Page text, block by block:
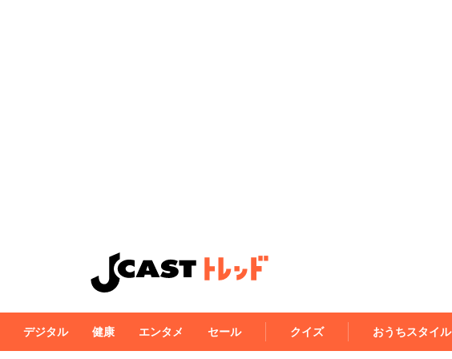
デジタル 健康 エンタメ セール クイズ おうちスタイル